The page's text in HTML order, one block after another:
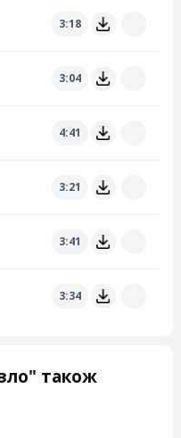
3:18
3:04
4:41
3:21
3:41
3:34
також